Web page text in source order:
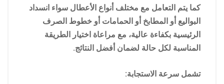
كما يتم التعامل مع مختلف أنواع الأعطال سواء انسداد
البواليع أو المطابخ أو الحمامات أو خطوط الصرف
الرئيسية بكفاءة عالية، مع مراعاة اختيار الطريقة
المناسبة لكل حالة لضمان أفضل النتائج.
تشمل سرعة الاستجابة: